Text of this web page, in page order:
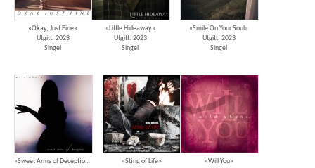
«Okay, Just Fine»
Utgitt: 2023
Singel
«Little Hideaway»
Utgitt: 2023
Singel
«Smile On Your Soul»
Utgitt: 2023
Singel
«Sweet Arms of Deception»
«Sting of Life»
«Will You»